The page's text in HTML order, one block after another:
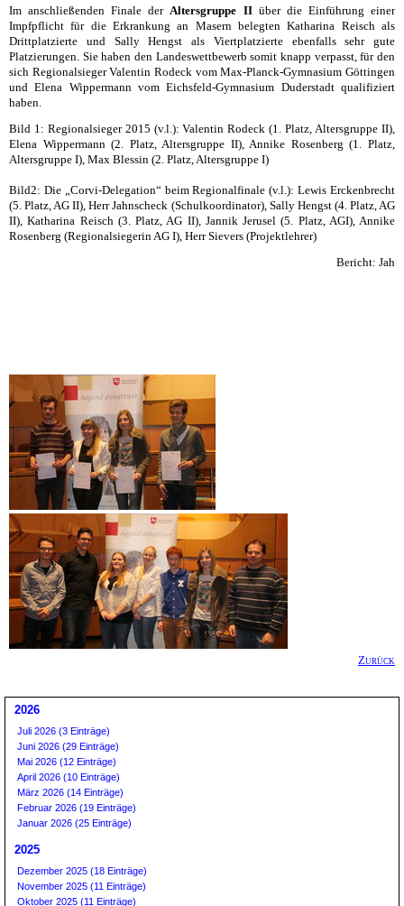
Im anschließenden Finale derAltersgruppe IIüber die Einführung einer
Impfpflicht für die Erkrankung an Masern belegten Katharina Reisch als
Drittplatzierte und Sally Hengst als Viertplatzierte ebenfalls sehr gute
Platzierungen. Sie haben den Landeswettbewerb somit knapp verpasst, für den
sich Regionalsieger Valentin Rodeck vom Max-Planck-Gymnasium Göttingen
und Elena Wippermann vom Eichsfeld-Gymnasium Duderstadt qualifiziert
haben.
Bild 1: Regionalsieger 2015 (v.l.): Valentin Rodeck (1. Platz, Altersgruppe II),
Elena Wippermann (2. Platz, Altersgruppe II), Annike Rosenberg (1. Platz,
Altersgruppe I), Max Blessin (2. Platz, Altersgruppe I)
Bild2: Die „Corvi-Delegation“ beim Regionalfinale (v.l.): Lewis Erckenbrecht
(5. Platz, AG II), Herr Jahnscheck (Schulkoordinator), Sally Hengst (4. Platz, AG
II), Katharina Reisch (3. Platz, AG II), Jannik Jerusel (5. Platz, AGI), Annike
Rosenberg (Regionalsiegerin AG I), Herr Sievers (Projektlehrer)
Bericht: Jah
Zurück
2026
Juli 2026 (3 Einträge)
Juni 2026 (29 Einträge)
Mai 2026 (12 Einträge)
April 2026 (10 Einträge)
März 2026 (14 Einträge)
Februar 2026 (19 Einträge)
Januar 2026 (25 Einträge)
2025
Dezember 2025 (18 Einträge)
November 2025 (11 Einträge)
Oktober 2025 (11 Einträge)